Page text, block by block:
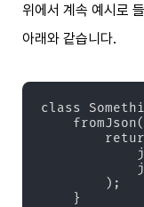
위에서 계속 예시로
아래와 같습니다.
class
        );
    }